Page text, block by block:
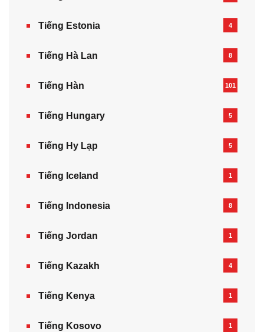
Tiếng Estonia 4
Tiếng Hà Lan 8
Tiếng Hàn 101
Tiếng Hungary 5
Tiếng Hy Lạp 5
Tiếng Iceland 1
Tiếng Indonesia 8
Tiếng Jordan 1
Tiếng Kazakh‎ 4
Tiếng Kenya 1
Tiếng Kosovo 1